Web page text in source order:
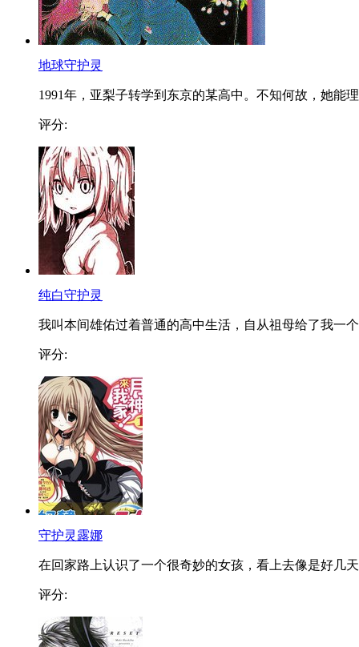
地球守护灵
1991年，亚梨子转学到东京的某高中。不知何故，她能
评分:
纯白守护灵
我叫本间雄佑过着普通的高中生活，自从祖母给了我一
评分:
守护灵露娜
在回家路上认识了一个很奇妙的女孩，看上去像是好几
评分: